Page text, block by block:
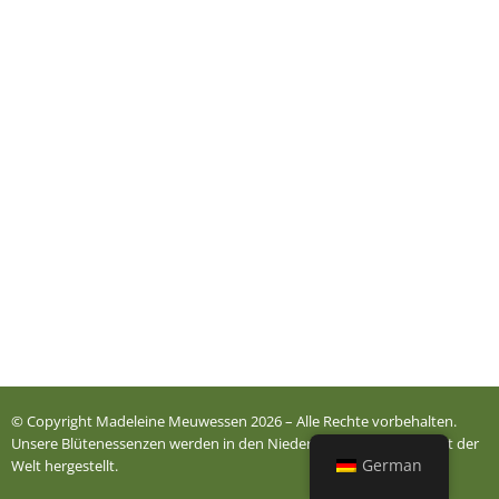
© Copyright Madeleine Meuwessen 2026 – Alle Rechte vorbehalten.
Unsere Blütenessenzen werden in den Niederlanden und dem Rest der
Welt hergestellt.
German